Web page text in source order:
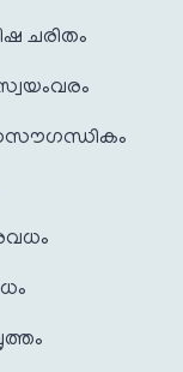
ചരിതം